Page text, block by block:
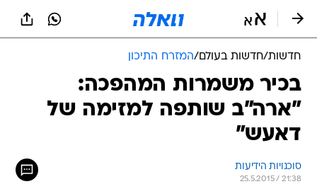
חדשות/חדשות בעולם/המזרח התיכון
בכיר משמרות המהפכה:
"ארה"ב שותפה למזימה של
דאעש"
סוכנויות הידיעות
25.5.2015 / 21:38